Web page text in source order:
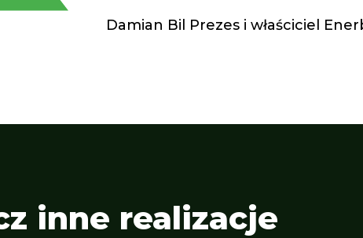
Damian Bil Prezes i właściciel
inne realizacje